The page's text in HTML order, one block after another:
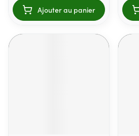
Ajouter au panier